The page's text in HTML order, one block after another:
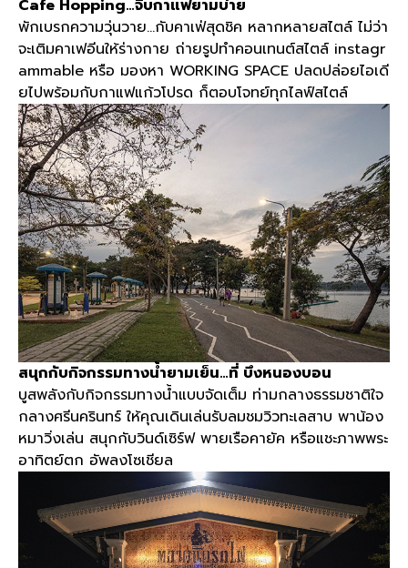
Cafe Hopping…จิบกาแฟยามบ่าย
พักเบรกความวุ่นวาย…กับคาเฟ่สุดชิค หลากหลายสไตล์ ไม่ว่า
จะเติมคาเฟอีนให้ร่างกาย ถ่ายรูปทำคอนเทนต์สไตล์ instagr
ammable หรือ มองหา WORKING SPACE ปลดปล่อยไอเดี
ยไปพร้อมกับกาแฟแก้วโปรด ก็ตอบโจทย์ทุกไลฟ์สไตล์
สนุกกับกิจกรรมทางน้ำยามเย็น…ที่ บึงหนองบอน
บูสพลังกับกิจกรรมทางน้ำแบบจัดเต็ม ท่ามกลางธรรมชาติใจ
กลางศรีนครินทร์ ให้คุณเดินเล่นรับลมชมวิวทะเลสาบ พาน้อง
หมาวิ่งเล่น สนุกกับวินด์เซิร์ฟ พายเรือคายัค หรือแชะภาพพระ
อาทิตย์ตก อัพลงโซเชียล